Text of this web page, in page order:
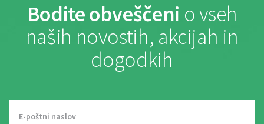
Bodite obveščeni o vseh
naših novostih, akcijah in
dogodkih